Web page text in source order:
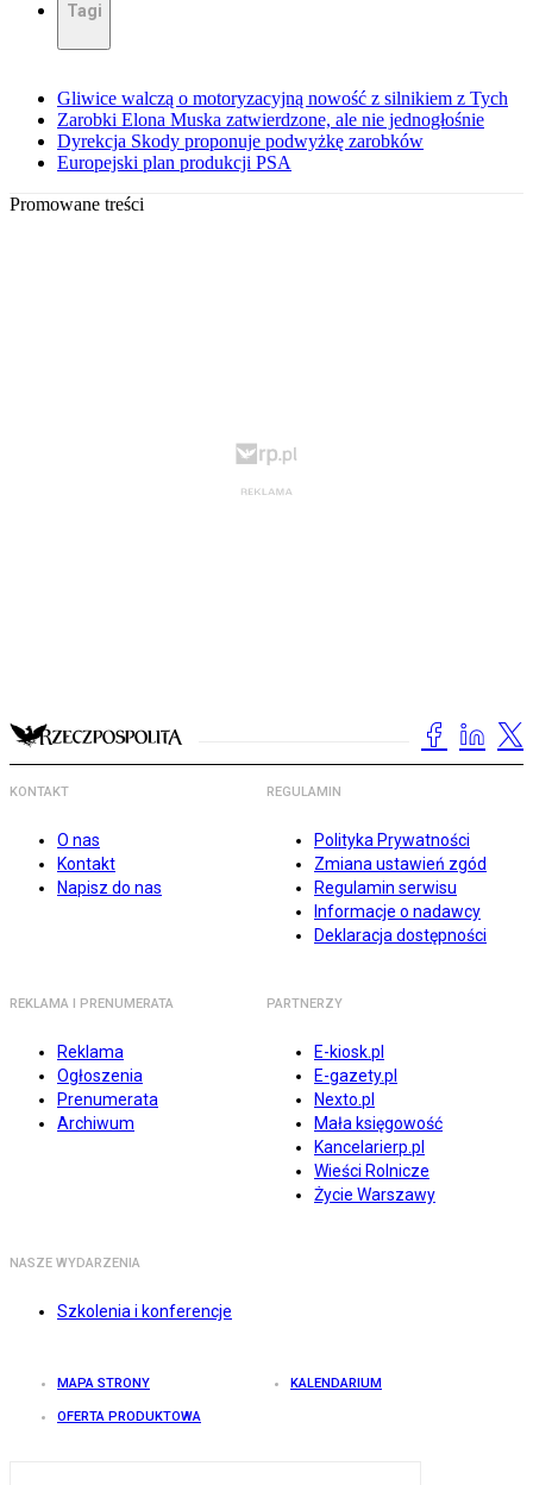
Tagi
Gliwice walczą o motoryzacyjną nowość z silnikiem z Tych
Zarobki Elona Muska zatwierdzone, ale nie jednogłośnie
Dyrekcja Skody proponuje podwyżkę zarobków
Europejski plan produkcji PSA
Promowane treści
KONTAKT
O nas
Kontakt
Napisz do nas
REGULAMIN
Polityka Prywatności
Zmiana ustawień zgód
Regulamin serwisu
Informacje o nadawcy
Deklaracja dostępności
REKLAMA I PRENUMERATA
Reklama
Ogłoszenia
Prenumerata
Archiwum
PARTNERZY
E-kiosk.pl
E-gazety.pl
Nexto.pl
Mała księgowość
Kancelarierp.pl
Wieści Rolnicze
Życie Warszawy
NASZE WYDARZENIA
Szkolenia i konferencje
MAPA STRONY KALENDARIUM
OFERTA PRODUKTOWA